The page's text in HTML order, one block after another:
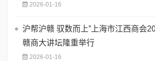
2026-01-16
沪帮沪赣 驭数而上”上海市江西商会
赣商大讲坛隆重举行
2026-01-16